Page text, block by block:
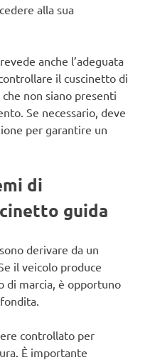
alla sua
anche l’adeguata
il cuscinetto di
non siano presenti
Se necessario, deve
per garantire un
di
guida
derivare da un
il veicolo produce
di marcia, è opportuno
controllato per
È importante